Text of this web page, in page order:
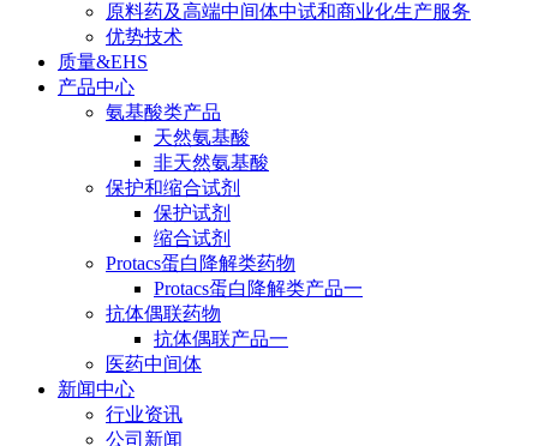
原料药及高端中间体中试和商业化生产服务
优势技术
质量&EHS
产品中心
氨基酸类产品
天然氨基酸
非天然氨基酸
保护和缩合试剂
保护试剂
缩合试剂
Protacs蛋白降解类药物
Protacs蛋白降解类产品一
抗体偶联药物
抗体偶联产品一
医药中间体
新闻中心
行业资讯
公司新闻